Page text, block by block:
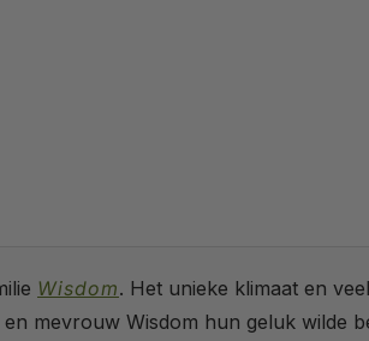
Wisdom. Het unieke klimaat en
mevrouw Wisdom hun geluk wilde